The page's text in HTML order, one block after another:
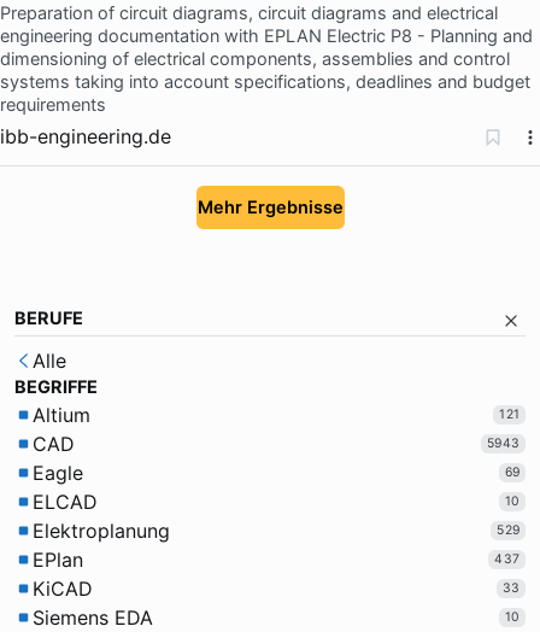
Preparation of circuit diagrams, circuit diagrams and electrical
engineering documentation with EPLAN Electric P8 - Planning and
dimensioning of electrical components, assemblies and control
systems taking into account specifications, deadlines and budget
requirements
ibb-engineering.de
Mehr Ergebnisse
BERUFE
Alle
BEGRIFFE
Altium 121
CAD 5943
Eagle 69
ELCAD 10
Elektroplanung 529
EPlan 437
KiCAD 33
Siemens EDA 10